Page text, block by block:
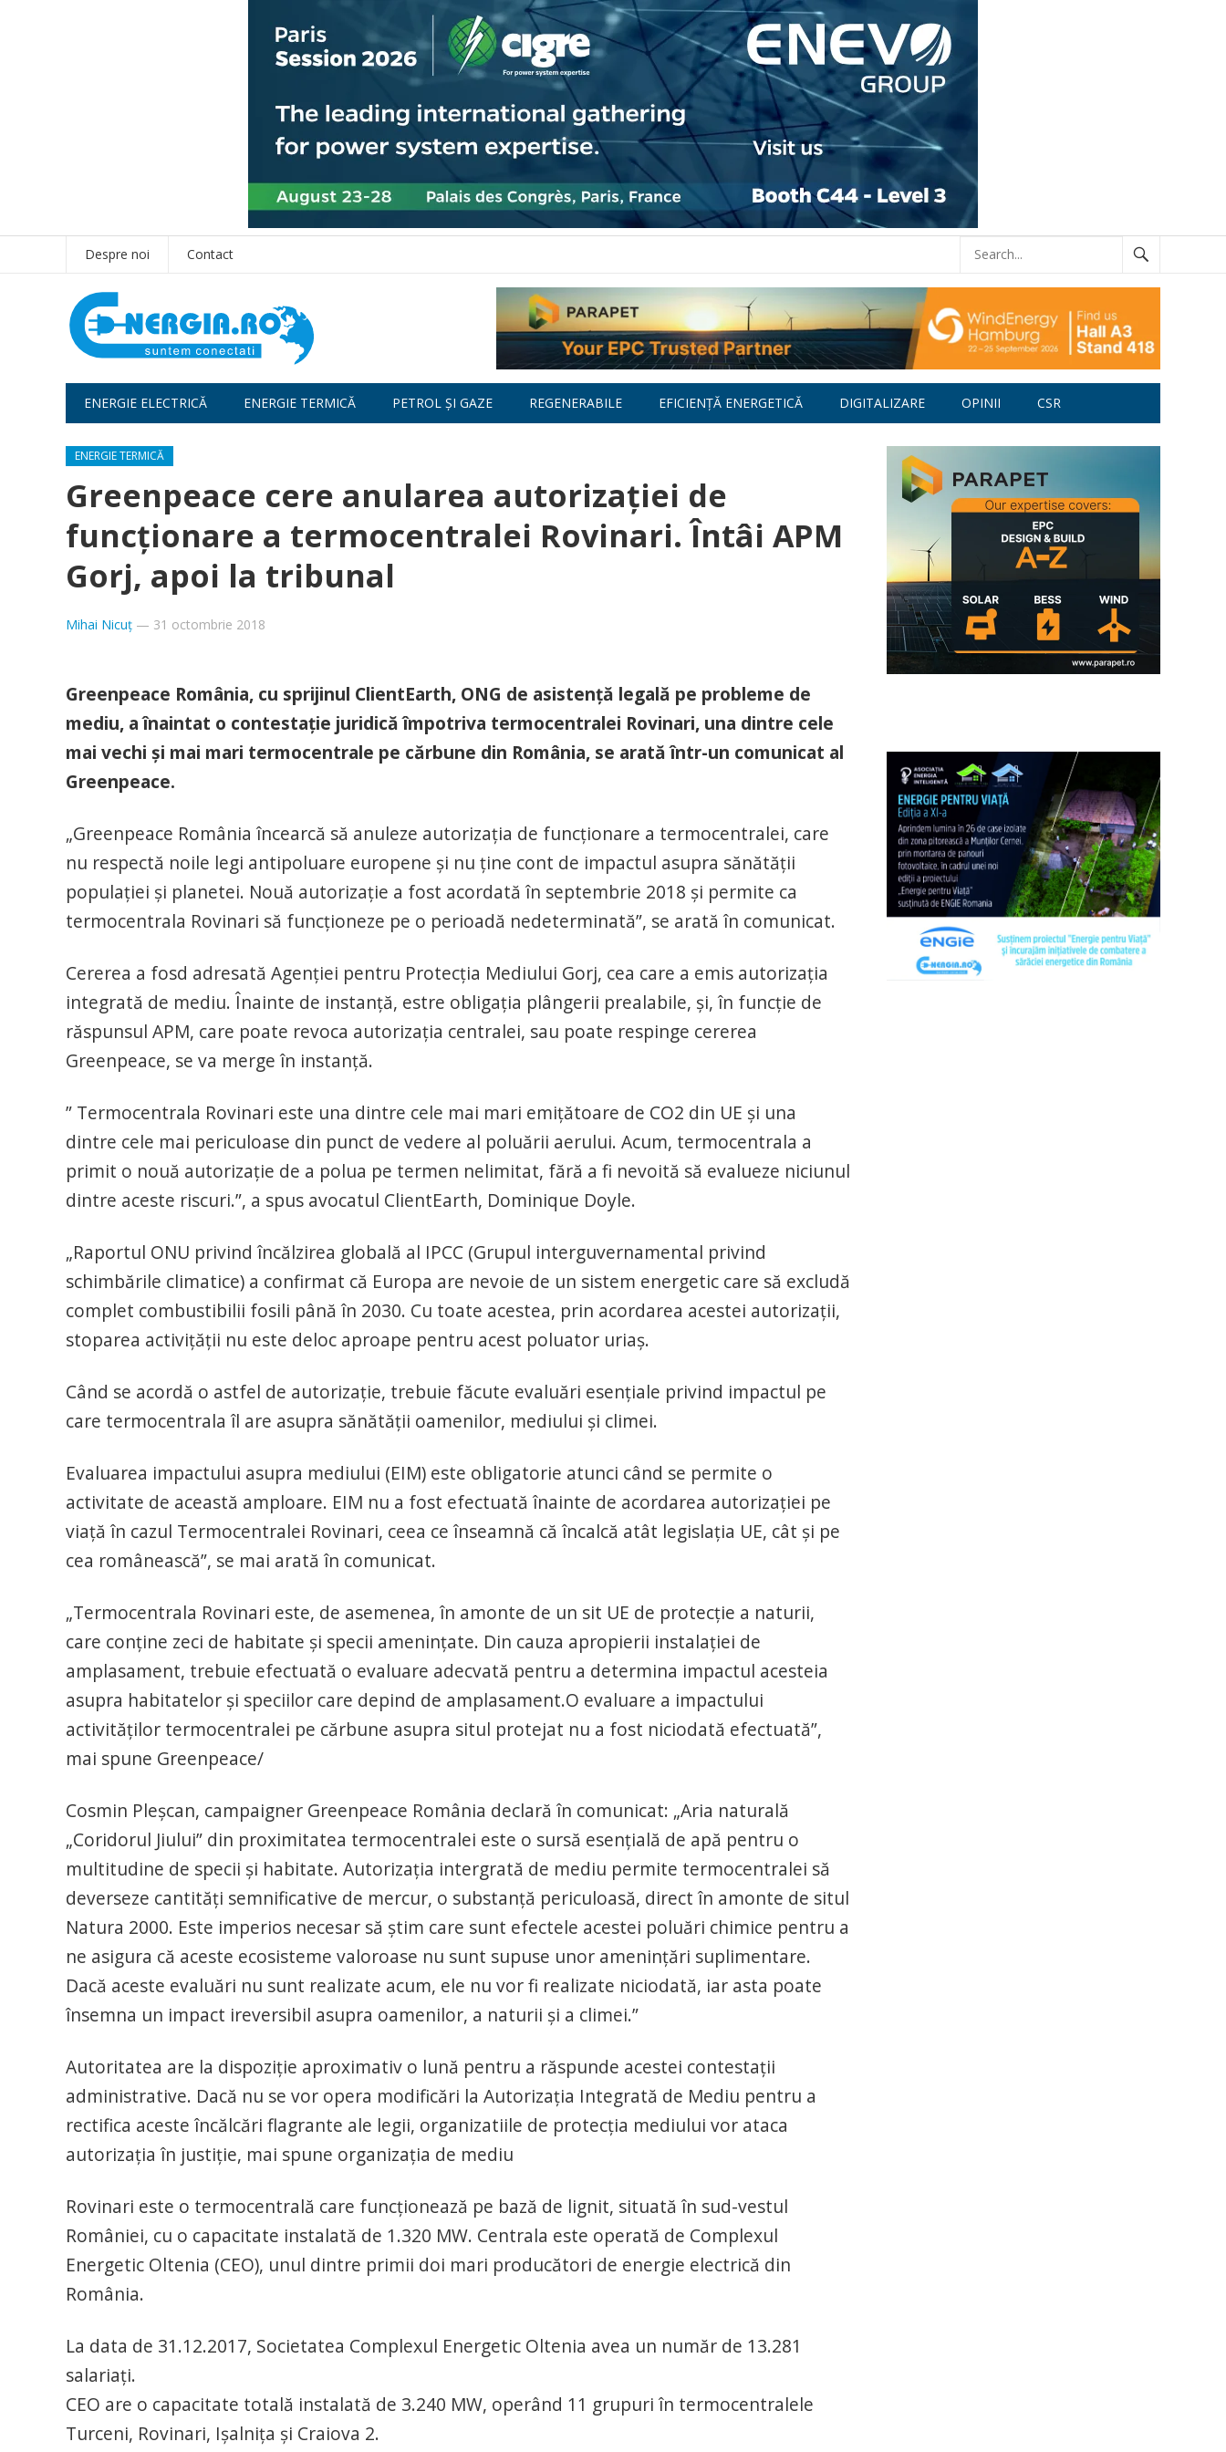
Despre noi Contact
ENERGIE ELECTRICĂ ENERGIE TERMICĂ PETROL ȘI GAZE REGENERABILE EFICIENȚĂ ENERGETICĂ DIGITALIZARE OPINII CSR
ENERGIE TERMICĂ
Greenpeace cere anularea autorizaţiei de
funcţionare a termocentralei Rovinari. Întâi APM
Gorj, apoi la tribunal
Mihai Nicuț — 31 octombrie 2018
Greenpeace România, cu sprijinul ClientEarth, ONG de asistență legală pe probleme de
mediu, a înaintat o contestație juridică împotriva termocentralei Rovinari, una dintre cele
mai vechi și mai mari termocentrale pe cărbune din România, se arată într-un comunicat al
Greenpeace.
„Greenpeace România încearcă să anuleze autorizația de funcționare a termocentralei, care
nu respectă noile legi antipoluare europene și nu ține cont de impactul asupra sănătății
populației și planetei. Nouă autorizație a fost acordată în septembrie 2018 și permite ca
termocentrala Rovinari să funcționeze pe o perioadă nedeterminată”, se arată în comunicat.
Cererea a fosd adresată Agenţiei pentru Protecţia Mediului Gorj, cea care a emis autorizaţia
integrată de mediu. Înainte de instanţă, estre obligaţia plângerii prealabile, şi, în funcţie de
răspunsul APM, care poate revoca autorizaţia centralei, sau poate respinge cererea
Greenpeace, se va merge în instanţă.
” Termocentrala Rovinari este una dintre cele mai mari emiţătoare de CO2 din UE și una
dintre cele mai periculoase din punct de vedere al poluării aerului. Acum, termocentrala a
primit o nouă autorizație de a polua pe termen nelimitat, fără a fi nevoită să evalueze niciunul
dintre aceste riscuri.”, a spus avocatul ClientEarth, Dominique Doyle.
„Raportul ONU privind încălzirea globală al IPCC (Grupul interguvernamental privind
schimbările climatice) a confirmat că Europa are nevoie de un sistem energetic care să excludă
complet combustibilii fosili până în 2030. Cu toate acestea, prin acordarea acestei autorizații,
stoparea activițății nu este deloc aproape pentru acest poluator uriaș.
Când se acordă o astfel de autorizație, trebuie făcute evaluări esențiale privind impactul pe
care termocentrala îl are asupra sănătății oamenilor, mediului și climei.
Evaluarea impactului asupra mediului (EIM) este obligatorie atunci când se permite o
activitate de această amploare. EIM nu a fost efectuată înainte de acordarea autorizației pe
viață în cazul Termocentralei Rovinari, ceea ce înseamnă că încalcă atât legislația UE, cât și pe
cea românească”, se mai arată în comunicat.
„Termocentrala Rovinari este, de asemenea, în amonte de un sit UE de protecție a naturii,
care conține zeci de habitate și specii amenințate. Din cauza apropierii instalației de
amplasament, trebuie efectuată o evaluare adecvată pentru a determina impactul acesteia
asupra habitatelor și speciilor care depind de amplasament.O evaluare a impactului
activităților termocentralei pe cărbune asupra situl protejat nu a fost niciodată efectuată”,
mai spune Greenpeace/
Cosmin Pleșcan, campaigner Greenpeace România declară în comunicat: „Aria naturală
„Coridorul Jiului” din proximitatea termocentralei este o sursă esențială de apă pentru o
multitudine de specii și habitate. Autorizația intergrată de mediu permite termocentralei să
deverseze cantități semnificative de mercur, o substanță periculoasă, direct în amonte de situl
Natura 2000. Este imperios necesar să știm care sunt efectele acestei poluări chimice pentru a
ne asigura că aceste ecosisteme valoroase nu sunt supuse unor amenințări suplimentare.
Dacă aceste evaluări nu sunt realizate acum, ele nu vor fi realizate niciodată, iar asta poate
însemna un impact ireversibil asupra oamenilor, a naturii și a climei.”
Autoritatea are la dispoziție aproximativ o lună pentru a răspunde acestei contestații
administrative. Dacă nu se vor opera modificări la Autorizația Integrată de Mediu pentru a
rectifica aceste încălcări flagrante ale legii, organizatiile de protecția mediului vor ataca
autorizația în justiție, mai spune organizaţia de mediu
Rovinari este o termocentrală care funcționează pe bază de lignit, situată în sud-vestul
României, cu o capacitate instalată de 1.320 MW. Centrala este operată de Complexul
Energetic Oltenia (CEO), unul dintre primii doi mari producători de energie electrică din
România.
La data de 31.12.2017, Societatea Complexul Energetic Oltenia avea un număr de 13.281
salariaţi.
CEO are o capacitate totală instalată de 3.240 MW, operând 11 grupuri în termocentralele
Turceni, Rovinari, Işalniţa şi Craiova 2.